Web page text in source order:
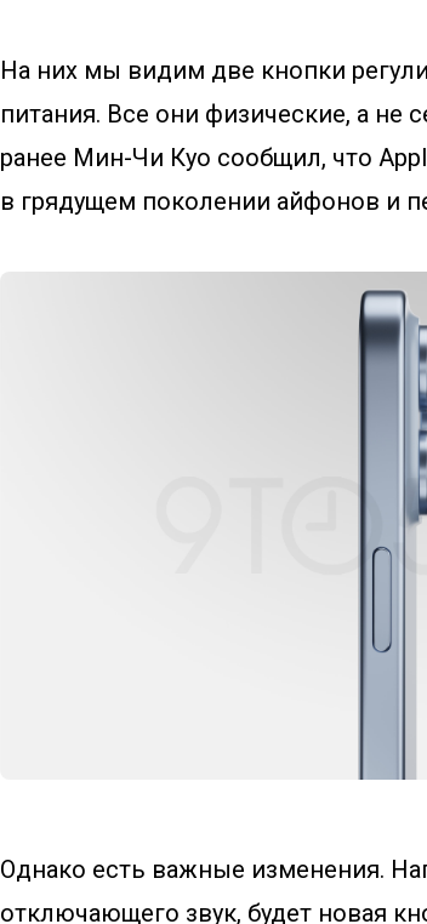
На них мы видим две кнопки
питания. Все они физические, а не
ранее Мин-Чи Куо сообщил, что
в грядущем поколении айфонов и
Однако есть важные изменения.
отключающего звук, будет новая